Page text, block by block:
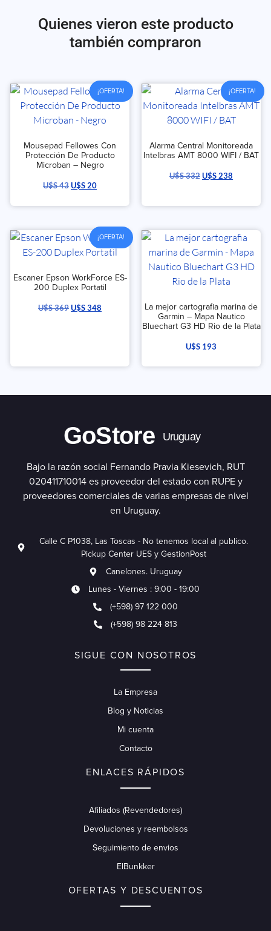
Quienes vieron este producto
también compraron
¡OFERTA!
Mousepad Fellowes Con
Protección De Producto
Microban – Negro
U$S43U$S20
¡OFERTA!
Alarma Central Monitoreada
Intelbras AMT 8000 WIFI / BAT
U$S332U$S238
¡OFERTA!
Escaner Epson WorkForce ES-
200 Duplex Portatil
U$S369U$S348
La mejor cartografia marina de
Garmin – Mapa Nautico
Bluechart G3 HD Rio de la Plata
U$S 193
GoStore Uruguay
Bajo la razón social Fernando Pravia Kiesevich, RUT
020411710014 es proveedor del estado con RUPE y
proveedores comerciales de varias empresas de nivel
en Uruguay.
Calle C P1038, Las Toscas - No tenemos local al publico.
Pickup Center UES y GestionPost
Canelones. Uruguay
Lunes - Viernes : 9:00 - 19:00
(+598) 97 122 000
(+598) 98 224 813
SIGUE CON NOSOTROS
La Empresa
Blog y Noticias
Mi cuenta
Contacto
ENLACES RÁPIDOS
Afiliados (Revendedores)
Devoluciones y reembolsos
Seguimiento de envios
ElBunkker
OFERTAS Y DESCUENTOS